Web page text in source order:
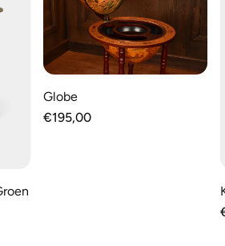
Globe
Normale
€195,00